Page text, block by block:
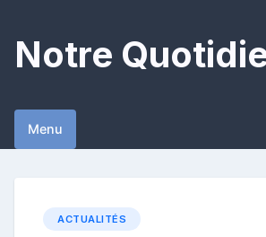
content
Notre
Menu
ACTUALITÉS